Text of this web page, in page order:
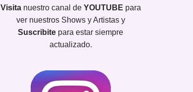
Visita nuestro canal de YOUTUBE para
ver nuestros Shows y Artistas y
Suscribite para estar siempre
actualizado.